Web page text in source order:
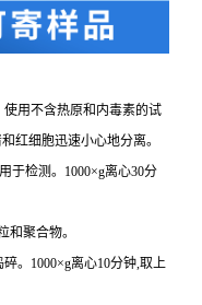
用不含热原和内毒素的试
红细胞迅速小心地分离。
于检测。 1000×g离心30分
和聚合物。
。 1000×g离心10分钟,取上